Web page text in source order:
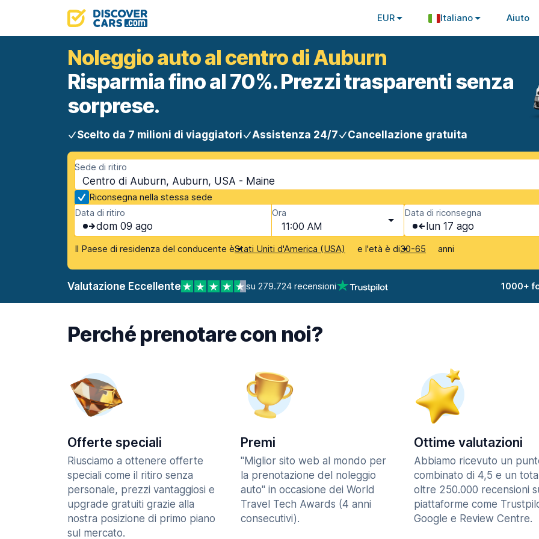
EUR Italiano Aiuto
Noleggio auto al centro di Auburn
Risparmia fino al 70%. Prezzi trasparenti senza
sorprese.
Scelto da 7 milioni di viaggiatori Assistenza 24/7 Cancellazione gratuita
Sede di ritiro
Centro di Auburn, Auburn, USA - Maine
Riconsegna nella stessa sede
Data di ritiro
dom 09 ago
Ora
11:00 AM
Data di riconsegna
lun 17 ago
Il Paese di residenza del conducente èStati Uniti d'America (USA) e l'età è di30-65 anni
Valutazione Eccellente su 279.724 recensioni 1000+
Perché prenotare con noi?
Offerte speciali
Riusciamo a ottenere offerte
speciali come il ritiro senza
personale, prezzi vantaggiosi e
upgrade gratuiti grazie alla
nostra posizione di primo piano
sul mercato.
Premi
"Miglior sito web al mondo per
la prenotazione del noleggio
auto" in occasione dei World
Travel Tech Awards (4 anni
consecutivi).
Ottime valutazioni
Abbiamo ricevuto un
combinato di 4,5 e un
oltre 250.000 recensioni
piattaforme come
Google e Review Centre.